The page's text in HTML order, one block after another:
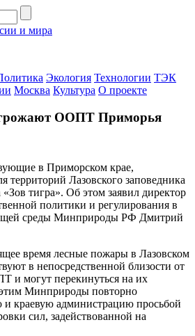
и мира
Экология Технологии ТЭК
Москва Культура О проекте
ООПТ Приморья
в Приморском крае,
территорий Лазовского заповедника
тигра». Об этом заявил директор
политики и регулирования в
среды Минприроды РФ Дмитрий
время лесные пожары в Лазовском
в непосредственной близости от
и могут перекинуться на их
Минприроды повторно
и краевую администрацию просьбой
сил, задействованной на